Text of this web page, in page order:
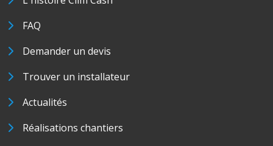
FAQ
Demander un devis
Trouver un installateur
Actualités
Réalisations chantiers